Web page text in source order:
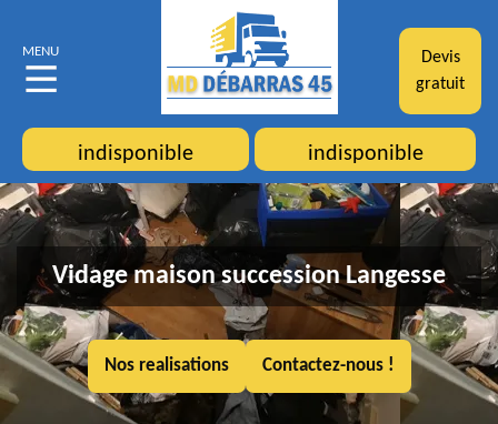
MENU
Devis
gratuit
indisponible indisponible
Vidage maison succession Langesse
Nos realisations Contactez-nous !